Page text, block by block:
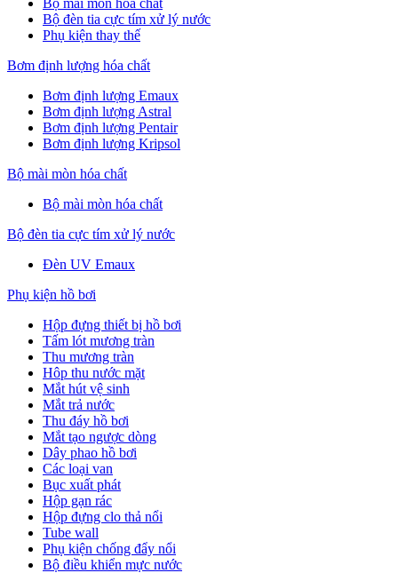
Bộ mài mòn hóa chất
Bộ đèn tia cực tím xử lý nước
Phụ kiện thay thế
Bơm định lượng hóa chất
Bơm định lượng Emaux
Bơm định lượng Astral
Bơm định lượng Pentair
Bơm định lượng Kripsol
Bộ mài mòn hóa chất
Bộ mài mòn hóa chất
Bộ đèn tia cực tím xử lý nước
Đèn UV Emaux
Phụ kiện hồ bơi
Hộp đựng thiết bị hồ bơi
Tấm lót mương tràn
Thu mương tràn
Hôp thu nước mặt
Mắt hút vệ sinh
Mắt trả nước
Thu đáy hồ bơi
Mắt tạo ngược dòng
Dây phao hồ bơi
Các loại van
Bục xuất phát
Hộp gạn rác
Hộp đựng clo thả nổi
Tube wall
Phụ kiện chống đẩy nổi
Bộ điều khiển mực nước